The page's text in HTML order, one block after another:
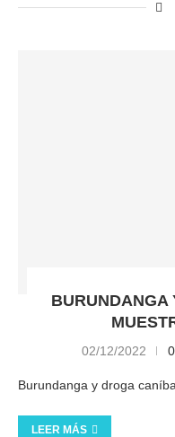
BURUNDANGA
02/12/2022
Burundanga y droga
LEER MÁS